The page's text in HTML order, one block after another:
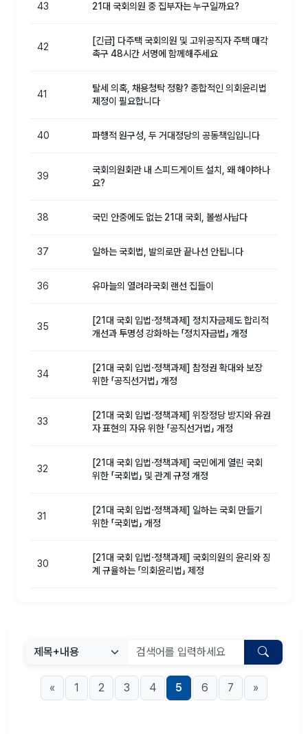
43 21대 국회의원 중 집부자는 누구일까요?
42
[긴급] 다주택 국회의원 및 고위공직자 주택 매각
촉구 48시간 서명에 함께해주세요
41
탈세 의혹, 채용청탁 정황? 종합적인 의회윤리법
제정이 필요합니다
40 파행적 원구성, 두 거대정당의 공동책임입니다
39
국회의원회관 내 스피드게이트 설치, 왜 해야하나
요?
38 국민 안중에도 없는 21대 국회, 볼썽사납다
37 일하는 국회법, 발의로만 끝나선 안됩니다
36 유마늘의 열려라국회 랜선 집들이
35
[21대 국회 입법⋅정책과제] 정치자금제도 합리적
개선과 투명성 강화하는 「정치자금법」 개정
34
[21대 국회 입법⋅정책과제] 참정권 확대와 보장
위한 「공직선거법」 개정
33
[21대 국회 입법⋅정책과제] 위장정당 방지와 유권
자 표현의 자유 위한 「공직선거법」 개정
32
[21대 국회 입법⋅정책과제] 국민에게 열린 국회
위한 「국회법」 및 관계 규정 개정
31
[21대 국회 입법⋅정책과제] 일하는 국회 만들기
위한 「국회법」 개정
30
[21대 국회 입법⋅정책과제] 국회의원의 윤리와 징
계 규율하는 「의회윤리법」 제정
« 1 2 3 4 5 6 7 »